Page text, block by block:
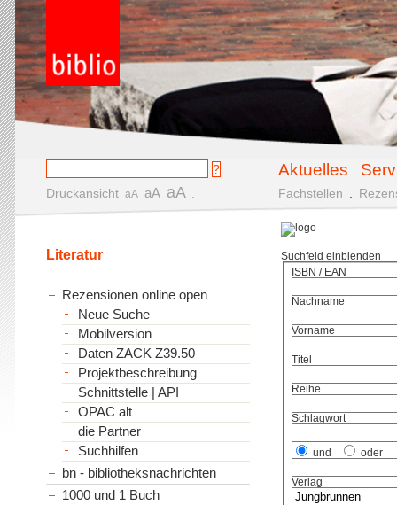
Aktuelles
Druckansicht aA aA aA Fachstellen
Suchfeld einblenden
ISBN / EAN
Nachname
Vorname
Titel
Reihe
Schlagwort
und oder
Verlag
Literatur
Rezensionen online open
Neue Suche
Mobilversion
Daten ZACK Z39.50
Projektbeschreibung
Schnittstelle | API
OPAC alt
die Partner
Suchhilfen
bn - bibliotheksnachrichten
1000 und 1 Buch